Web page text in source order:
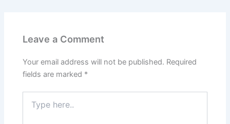
Leave a Comment
Your email address will not be published. Required
fields are marked *
here..